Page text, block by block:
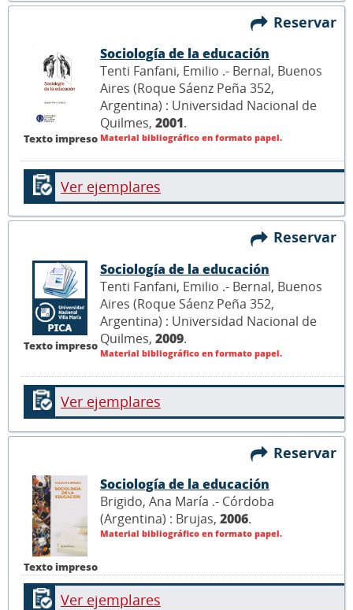
Reservar
Texto impreso
Sociología de la educación
Tenti Fanfani, Emilio .- Bernal, Buenos
Aires (Roque Sáenz Peña 352,
Argentina) : Universidad Nacional de
Quilmes, 2001.
Material bibliográfico en formato papel.
Ver ejemplares
Reservar
Texto impreso
Sociología de la educación
Tenti Fanfani, Emilio .- Bernal, Buenos
Aires (Roque Sáenz Peña 352,
Argentina) : Universidad Nacional de
Quilmes, 2009.
Material bibliográfico en formato papel.
Ver ejemplares
Reservar
Texto impreso
Sociología de la educación
Brigido, Ana María .- Córdoba
(Argentina) : Brujas, 2006.
Material bibliográfico en formato papel.
Ver ejemplares